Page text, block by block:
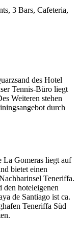
3 Bars, Cafeteria,
des Hotel
Tennis-Büro liegt
Weiteren stehen
durch
La Gomeras liegt auf
bietet einen
Teneriffa.
den hoteleigenen
de Santiago ist ca.
Teneriffa Süd